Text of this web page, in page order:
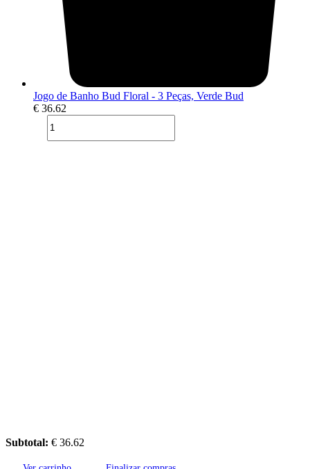
Jogo de Banho Bud Floral - 3 Peças, Verde Bud
€ 36.62
Subtotal: € 36.62